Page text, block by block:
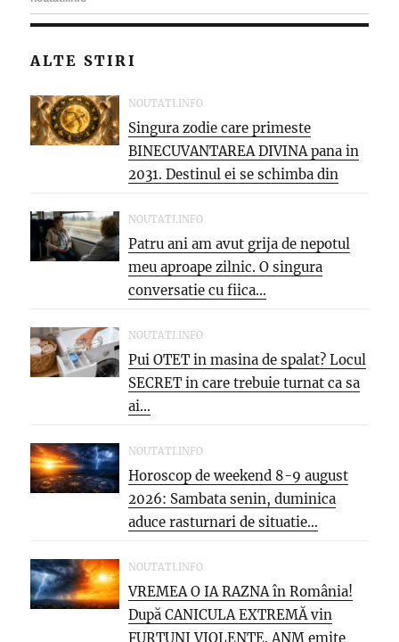
ALTE STIRI
NOUTATI.INFO
Singura zodie care primeste
BINECUVANTAREA DIVINA pana in
2031. Destinul ei se schimba din
temelii,...
NOUTATI.INFO
Patru ani am avut grija de nepotul
meu aproape zilnic. O singura
conversatie cu fiica...
NOUTATI.INFO
Pui OTET in masina de spalat? Locul
SECRET in care trebuie turnat ca sa
ai...
NOUTATI.INFO
Horoscop de weekend 8-9 august
2026: Sambata senin, duminica
aduce rasturnari de situatie…
NOUTATI.INFO
VREMEA O IA RAZNA în România!
După CANICULA EXTREMĂ vin
FURTUNI VIOLENTE. ANM emite